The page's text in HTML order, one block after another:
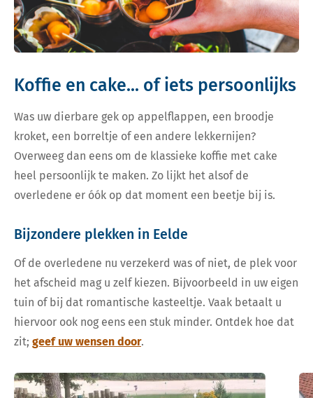
Koffie en cake... of iets persoonlijks
Was uw dierbare gek op appelflappen, een broodje
kroket, een borreltje of een andere lekkernijen?
Overweeg dan eens om de klassieke koffie met cake
heel persoonlijk te maken. Zo lijkt het alsof de
overledene er óók op dat moment een beetje bij is.
Bijzondere plekken in Eelde
Of de overledene nu verzekerd was of niet, de plek voor
het afscheid mag u zelf kiezen. Bijvoorbeeld in uw eigen
tuin of bij dat romantische kasteeltje. Vaak betaalt u
hiervoor ook nog eens een stuk minder. Ontdek hoe dat
zit; geef uw wensen door.